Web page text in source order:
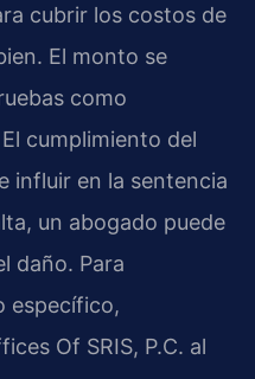
cubrir los costos de
El monto se
como
cumplimiento del
influir en la sentencia
un abogado puede
daño. Para
específico,
Of SRIS, P.C. al